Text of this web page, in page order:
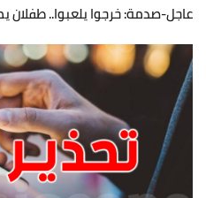
عاجل-صدمة: خرجوا يلعبوا.. طفلان